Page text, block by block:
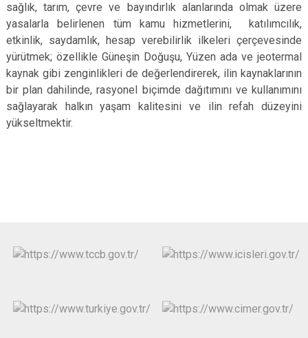
sağlık, tarım, çevre ve bayındırlık alanlarında olmak üzere
yasalarla belirlenen tüm kamu hizmetlerini, katılımcılık,
etkinlik, saydamlık, hesap verebilirlik ilkeleri çerçevesinde
yürütmek; özellikle Güneşin Doğuşu, Yüzen ada ve jeotermal
kaynak gibi zenginlikleri de değerlendirerek, ilin kaynaklarının
bir plan dahilinde, rasyonel biçimde dağıtımını ve kullanımını
sağlayarak halkın yaşam kalitesini ve ilin refah düzeyini
yükseltmektir.